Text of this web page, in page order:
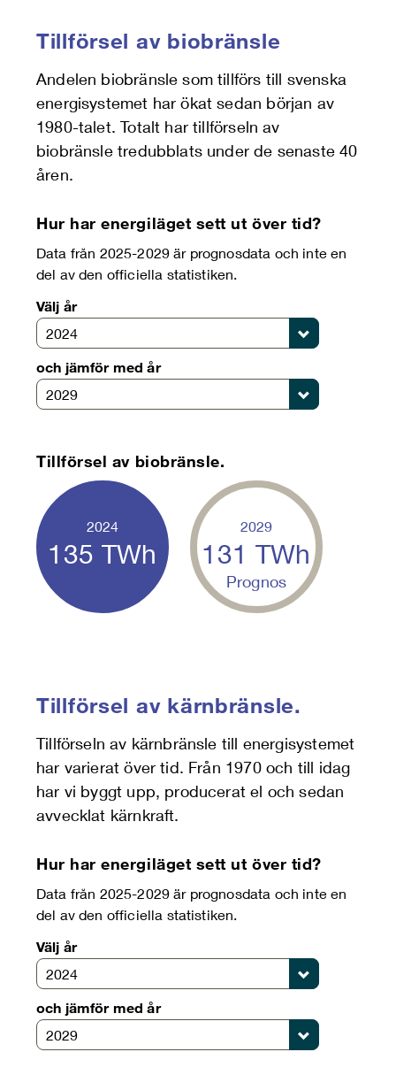
Tillförsel av biobränsle
Andelen biobränsle som tillförs till svenska
energisystemet har ökat sedan början av
1980-talet. Totalt har tillförseln av
biobränsle tredubblats under de senaste 40
åren.
Hur har energiläget sett ut över tid?
Data från 2025-2029 är prognosdata och inte en
del av den officiella statistiken.
Välj år
2024
och jämför med år
2029
Tillförsel av biobränsle.
2024
135 TWh
2029
131 TWh
Prognos
Tillförsel av kärnbränsle.
Tillförseln av kärnbränsle till energisystemet
har varierat över tid. Från 1970 och till idag
har vi byggt upp, producerat el och sedan
avvecklat kärnkraft.
Hur har energiläget sett ut över tid?
Data från 2025-2029 är prognosdata och inte en
del av den officiella statistiken.
Välj år
2024
och jämför med år
2029